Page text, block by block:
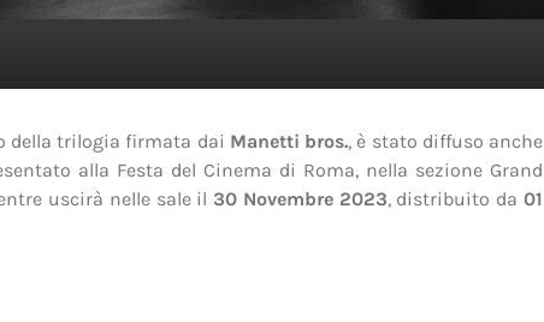
della trilogia firmata dai Manetti bros., è stato diffuso anche
alla Festa del Cinema di Roma, nella sezione Grand
uscirà nelle sale il30 Novembre 2023, distribuito da01